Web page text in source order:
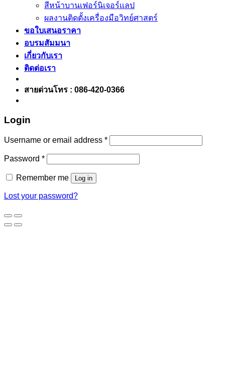
สีหน้าบานเฟอร์นิเจอร์เเลป
ผลงานติดตั้งเครื่องมือวิทย์ศาสตร์
ขอใบเสนอราคา
อบรมสัมมนา
เกี่ยวกับเรา
ติดต่อเรา
สายด่วนโทร : 086-420-0366
Login
Username or email address *
Password *
Remember me Log in
Lost your password?